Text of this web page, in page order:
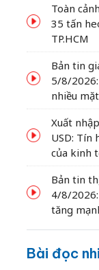
Toàn
35 tấn
TP.HCM
Bản tin
5/8/
nhiều
Xuất
USD: Tín
của kinh
Bản tin
4/8/
tăng
Bài đọc